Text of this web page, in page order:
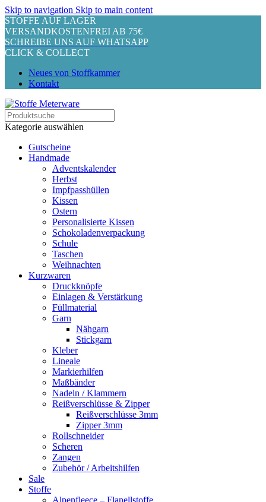
Skip to navigation Skip to main content
STOFFE AUF LAGER
VERSANDKOSTENFREI AB 75€
SCHREIBE UNS AUF WHATSAPP
CLICK & COLLECT
Neues von Stoffkammer
Kontakt
Kategorie auswählen
Gutscheine
Handmade
Adventskalender
Herbst
Impfpasshüllen
Kissen
Ostern
Personalisierte Kissen
Schokoladenverpackung
Schule
Taschen
Weihnachten
Kurzwaren
Druckknöpfe
Einlagen & Verstärkung
Füllmaterial
Garn
Nähgarn
Stickgarn
Kleber
Lineale
Markierhilfen
Maßbänder
Nadeln / Klammern
Reißverschlüsse & Zipper
Reißverschlüsse 3mm
Zipper 3mm
Rollschneider
Scheren
Zangen
Zubehör / Arbeitshilfen
Sale
Stoffe
Alpenfleece – Flanellstoffe